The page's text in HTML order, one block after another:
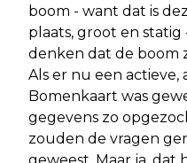
boom - want dat is
plaats, groot en
denken dat de boom
Als er nu een
Bomenkaart was
gegevens zo
zouden de vragen